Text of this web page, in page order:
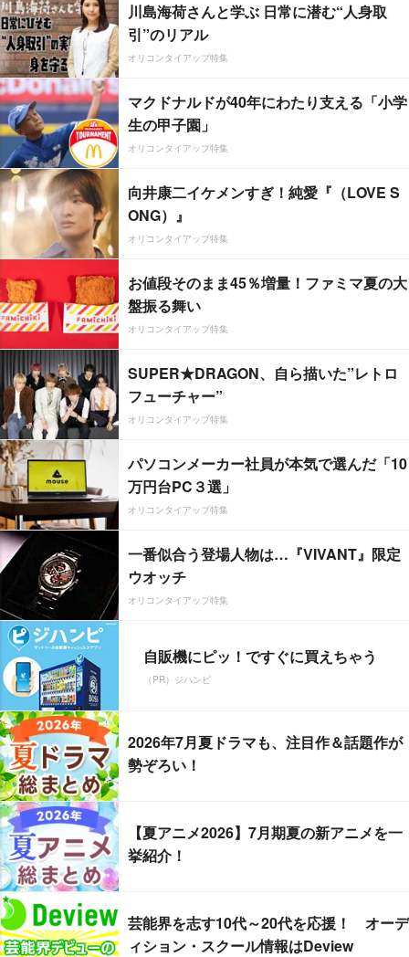
川島海荷さんと学ぶ 日常に潜む“人身取
引”のリアル
オリコンタイアップ特集
マクドナルドが40年にわたり支える「小学
生の甲子園」
オリコンタイアップ特集
向井康二イケメンすぎ！純愛『（LOVE S
ONG）』
オリコンタイアップ特集
お値段そのまま45％増量！ファミマ夏の大
盤振る舞い
オリコンタイアップ特集
SUPER★DRAGON、自ら描いた”レトロ
フューチャー”
オリコンタイアップ特集
パソコンメーカー社員が本気で選んだ「10
万円台PC３選」
オリコンタイアップ特集
一番似合う登場人物は…『VIVANT』限定
ウオッチ
オリコンタイアップ特集
自販機にピッ！ですぐに買えちゃう
（PR）ジハンピ
2026年7月夏ドラマも、注目作＆話題作が
勢ぞろい！
【夏アニメ2026】7月期夏の新アニメを一
挙紹介！
芸能界を志す10代～20代を応援！ オーデ
ィション・スクール情報はDeview